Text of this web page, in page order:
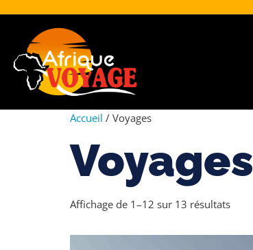
Accueil / Voyages
Voyages
Affichage de 1–12 sur 13 résultats